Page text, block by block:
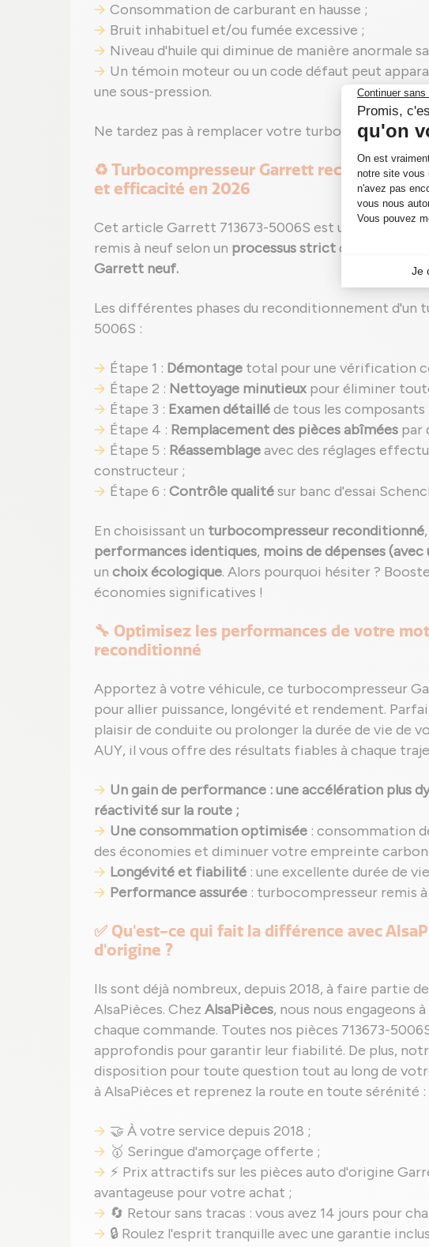
Consommation de carburant en hausse ;
Bruit inhabituel et/ou fumée excessive ;
Niveau d'huile qui diminue de manière anormale
Un témoin moteur ou un code défaut peut
une sous-pression.
Ne tardez pas à remplacer votre turbo 713673-
♻️ Turbocompresseur Garrett reconditionné
et efficacité en 2026
Cet article Garrett 713673-5006S est un turbo
remis à neuf selon un processus strictqui garantit
Garrett neuf.
Les différentes phases du reconditionnement d'un
5006S :
Étape 1 : Démontage total pour une vérification
Étape 2 : Nettoyage minutieux pour éliminer
Étape 3 : Examen détailléde tous les composants
Étape 4 : Remplacement des pièces abîmées par
Étape 5 : Réassemblageavec des réglages
constructeur ;
Étape 6 : Contrôle qualitésur banc d'essai
En choisissant un turbocompresseur reconditionné
performances identiques, moins de dépenses
un choix écologique. Alors pourquoi hésiter ?
économies significatives !
🔧 Optimisez les performances de votre
reconditionné
Apportez à votre véhicule, ce turbocompresseur
pour allier puissance, longévité et rendement.
plaisir de conduite ou prolonger la durée de vie de
AUY, il vous offre des résultats fiables à chaque
Un gain de performance : une accélération plus
réactivité sur la route ;
Une consommation optimisée : consommation
des économies et diminuer votre empreinte
Longévité et fiabilité : une excellente durée de
Performance assurée : turbocompresseur remis
✅ Qu'est-ce qui fait la différence avec
d'origine ?
Ils sont déjà nombreux, depuis 2018, à faire partie
AlsaPièces. Chez AlsaPièces, nous nous engageons
chaque commande. Toutes nos pièces 713673-
approfondis pour garantir leur fiabilité. De plus,
disposition pour toute question tout au long de
à AlsaPièces et reprenez la route en toute sérénité :
🤝 À votre service depuis 2018 ;
🥇 Seringue d'amorçage offerte ;
⚡ Prix attractifs sur les pièces auto d'origine
avantageuse pour votre achat ;
🔄 Retour sans tracas : vous avez 14 jours pour
🔒 Roulez l'esprit tranquille avec une garantie